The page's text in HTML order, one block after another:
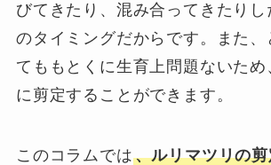
びてきたり、混み合ってきたりし
のタイミングだからです。また、
てももとくに生育上問題ないた
に剪定することができます。
このコラムでは、ルリマツリの